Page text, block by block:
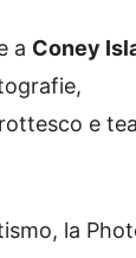
a Coney
e
la